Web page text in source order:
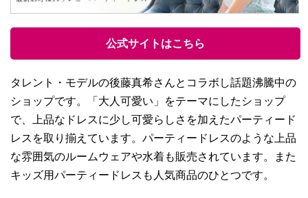
公式サイトはこちら
タレント・モデルの後藤真希さんとコラボし話題沸騰中の
ショップです。「大人可愛い」をテーマにしたショップ
で、上品なドレスに少し可愛らしさを加えたパーティード
レスを取り揃えています。パーティードレスのような上品
な雰囲気のルームウェアや水着も販売されています。また
キッズ用パーティードレスも人気商品のひとつです。